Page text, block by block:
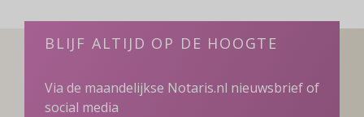
BLIJF ALTIJD OP DE HOOGTE
Via de maandelijkse Notaris.nl nieuwsbrief of
social media